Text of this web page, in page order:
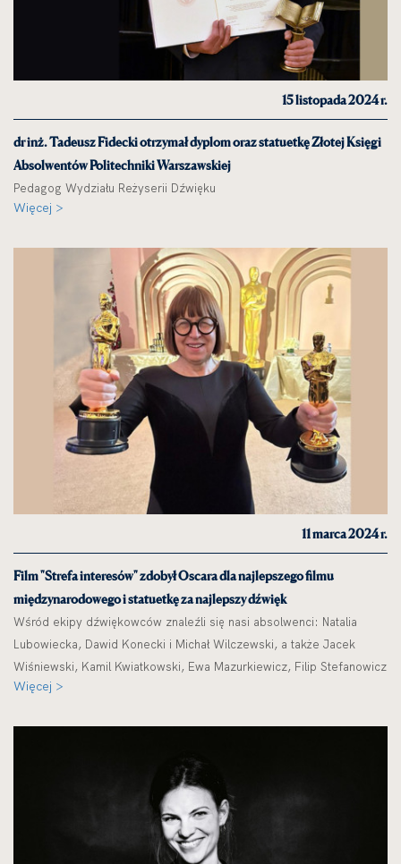
15 listopada 2024 r.
dr inż. Tadeusz Fidecki otrzymał dyplom oraz statuetkę Złotej Księgi
Absolwentów Politechniki Warszawskiej
Pedagog Wydziału Reżyserii Dźwięku
Więcej >
11 marca 2024 r.
Film "Strefa interesów" zdobył Oscara dla najlepszego filmu
międzynarodowego i statuetkę za najlepszy dźwięk
Wśród ekipy dźwiękowców znaleźli się nasi absolwenci: Natalia
Lubowiecka, Dawid Konecki i Michał Wilczewski, a także Jacek
Wiśniewski, Kamil Kwiatkowski, Ewa Mazurkiewicz, Filip Stefanowicz
Więcej >